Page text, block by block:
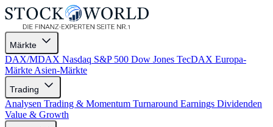
Märkte
DAX/MDAX Nasdaq S&P 500 Dow Jones TecDAX Europa-
Märkte Asien-Märkte
Trading
Analysen Trading & Momentum Turnaround Earnings Dividenden
Value & Growth